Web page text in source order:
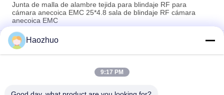
Junta de malla de alambre tejida para blindaje RF para
cámara anecoica EMC 25*4.8 sala de blindaje RF cámara
anecoica EMC
Filtro pasivo de paso bajo de RF Emi Diseño de filtro de línea
de 3 fases Dc Filtro de ruido 1A-1000A
Banda de dedos de BeCu personalizada para la cámara de
protección RF en la cámara de resonancia magnética en la
Haozhuo
9:17 PM